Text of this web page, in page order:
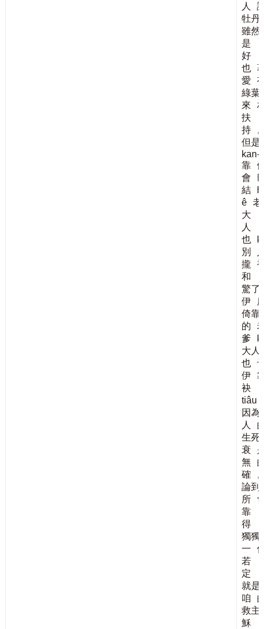
人
牡丹
雖然
是
好
也
愛
綠葉
來
扶
持
但是
kan-
靠
會
結
ê 老
大
人
也
別
攏
和
驚了
伊
倚靠
的
爹
大人
也
伊
袂
tiâu
因為
人
生死
衰
無
確
論到
所
靠
得
獨獨
一
若
定
就是
咱
救主
穌